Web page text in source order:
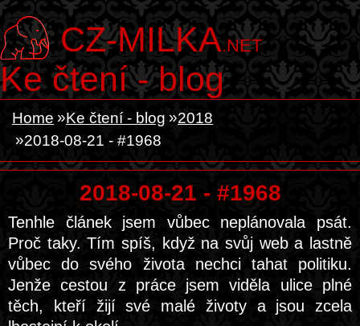
CZ-MILKA.NET
Ke čtení - blog
Home Ke čtení - blog
2018
2018-08-21 - #1968
2018-08-21 - #1968
Tenhle článek jsem vůbec neplánovala psát.
Proč taky. Tím spíš, když na svůj web a lastně
vůbec do svého života nechci tahat politiku.
Jenže cestou z práce jsem viděla ulice plné
těch, kteří žijí své malé životy a jsou zcela